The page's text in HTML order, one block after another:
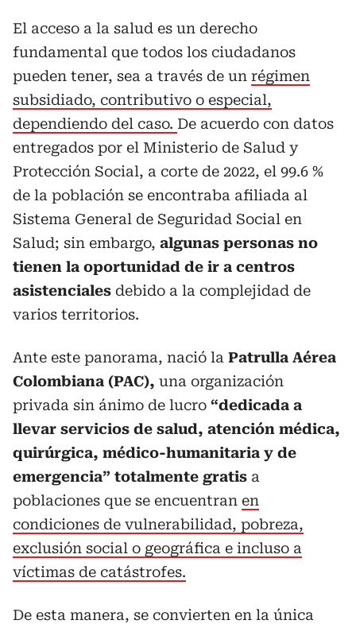
El acceso a la salud es un derecho
fundamental que todos los ciudadanos
pueden tener, sea a través de un régimen
subsidiado, contributivo o especial,
dependiendo del caso. De acuerdo con datos
entregados por el Ministerio de Salud y
Protección Social, a corte de 2022, el 99.6 %
de la población se encontraba afiliada al
Sistema General de Seguridad Social en
Salud; sin embargo, algunas personas no
tienen la oportunidad de ir a centros
asistenciales debido a la complejidad de
varios territorios.
Ante este panorama, nació la Patrulla Aérea
Colombiana (PAC), una organización
privada sin ánimo de lucro “dedicada a
llevar servicios de salud, atención médica,
quirúrgica, médico-humanitaria y de
emergencia” totalmente gratis a
poblaciones que se encuentran en
condiciones de vulnerabilidad, pobreza,
exclusión social o geográfica e incluso a
víctimas de catástrofes.
De esta manera, se convierten en la única